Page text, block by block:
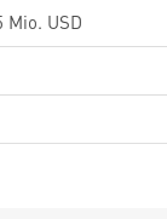
Mio. USD